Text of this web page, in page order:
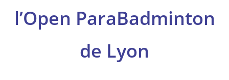
l’Open ParaBadminton
de Lyon